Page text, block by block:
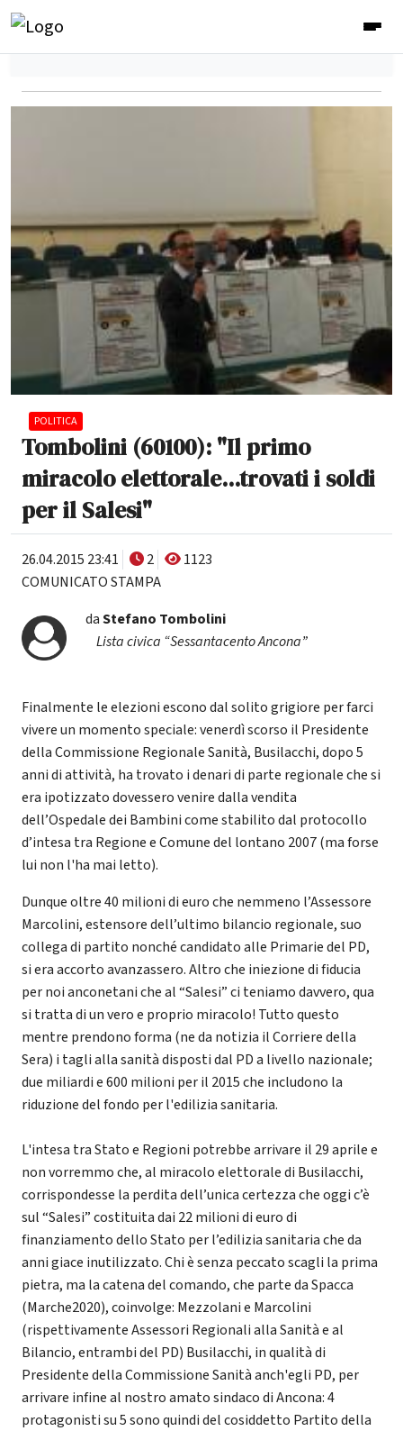
POLITICA
Tombolini (60100): "Il primo
miracolo elettorale...trovati i soldi
per il Salesi"
26.04.2015 23:41 2
1123
COMUNICATO STAMPA
daStefano Tombolini
Lista civica “Sessantacento Ancona”
Finalmente le elezioni escono dal solito grigiore per farci
vivere un momento speciale: venerdì scorso il Presidente
della Commissione Regionale Sanità, Busilacchi, dopo 5
anni di attività, ha trovato i denari di parte regionale che si
era ipotizzato dovessero venire dalla vendita
dell’Ospedale dei Bambini come stabilito dal protocollo
d’intesa tra Regione e Comune del lontano 2007 (ma forse
lui non l'ha mai letto).
Dunque oltre 40 milioni di euro che nemmeno l’Assessore
Marcolini, estensore dell’ultimo bilancio regionale, suo
collega di partito nonché candidato alle Primarie del PD,
si era accorto avanzassero. Altro che iniezione di fiducia
per noi anconetani che al “Salesi” ci teniamo davvero, qua
si tratta di un vero e proprio miracolo! Tutto questo
mentre prendono forma (ne da notizia il Corriere della
Sera) i tagli alla sanità disposti dal PD a livello nazionale;
due miliardi e 600 milioni per il 2015 che includono la
riduzione del fondo per l'edilizia sanitaria.
L'intesa tra Stato e Regioni potrebbe arrivare il 29 aprile e
non vorremmo che, al miracolo elettorale di Busilacchi,
corrispondesse la perdita dell’unica certezza che oggi c’è
sul “Salesi” costituita dai 22 milioni di euro di
finanziamento dello Stato per l’edilizia sanitaria che da
anni giace inutilizzato. Chi è senza peccato scagli la prima
pietra, ma la catena del comando, che parte da Spacca
(Marche2020), coinvolge: Mezzolani e Marcolini
(rispettivamente Assessori Regionali alla Sanità e al
Bilancio, entrambi del PD) Busilacchi, in qualità di
Presidente della Commissione Sanità anch'egli PD, per
arrivare infine al nostro amato sindaco di Ancona: 4
protagonisti su 5 sono quindi del cosiddetto Partito della